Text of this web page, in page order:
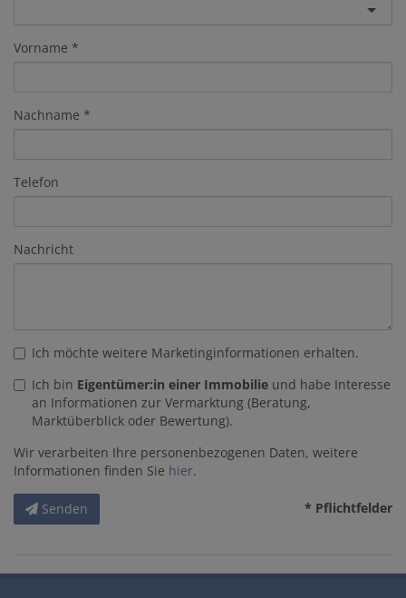
Vorname
Nachname
Telefon
Nachricht
Ich möchte weitere Marketinginformationen erhalten.
Ich bin Eigentümer:in einer Immobilie und habe Interesse
an Informationen zur Vermarktung (Beratung,
Marktüberblick oder Bewertung).
Wir verarbeiten Ihre personenbezogenen Daten, weitere
Informationen finden Sie hier.
Senden * Pflichtfelder